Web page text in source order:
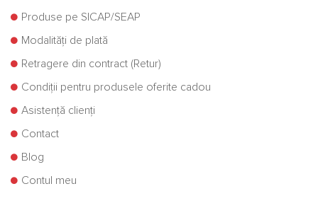
Produse pe SICAP/SEAP
Modalități de plată
Retragere din contract (Retur)
Condiții pentru produsele oferite cadou
Asistență clienți
Contact
Blog
Contul meu